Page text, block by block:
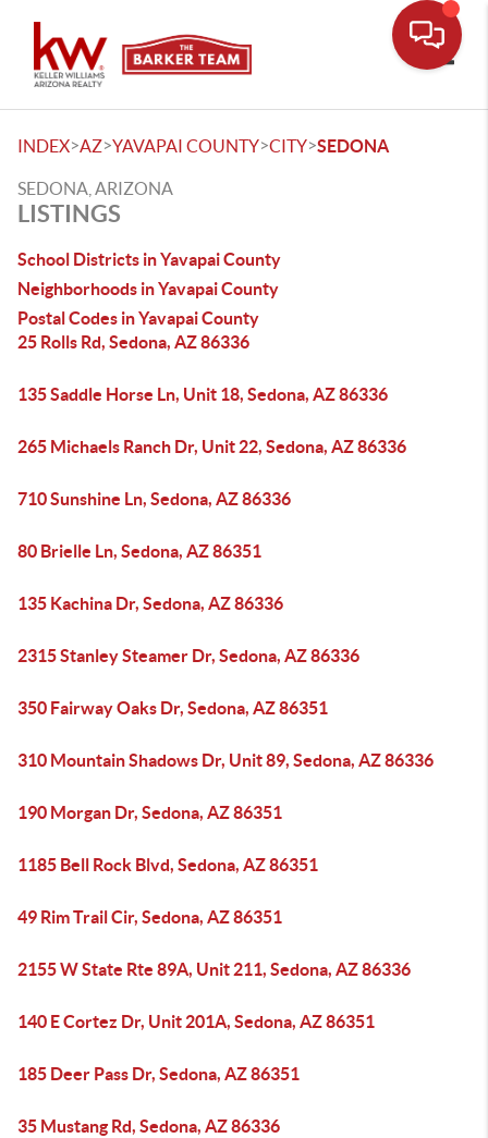
INDEX>AZ>YAVAPAI COUNTY>CITY>SEDONA
SEDONA, ARIZONA
LISTINGS
School Districts in Yavapai County
Neighborhoods in Yavapai County
Postal Codes in Yavapai County
25 Rolls Rd, Sedona, AZ 86336
135 Saddle Horse Ln, Unit 18, Sedona, AZ 86336
265 Michaels Ranch Dr, Unit 22, Sedona, AZ 86336
710 Sunshine Ln, Sedona, AZ 86336
80 Brielle Ln, Sedona, AZ 86351
135 Kachina Dr, Sedona, AZ 86336
2315 Stanley Steamer Dr, Sedona, AZ 86336
350 Fairway Oaks Dr, Sedona, AZ 86351
310 Mountain Shadows Dr, Unit 89, Sedona, AZ 86336
190 Morgan Dr, Sedona, AZ 86351
1185 Bell Rock Blvd, Sedona, AZ 86351
49 Rim Trail Cir, Sedona, AZ 86351
2155 W State Rte 89A, Unit 211, Sedona, AZ 86336
140 E Cortez Dr, Unit 201A, Sedona, AZ 86351
185 Deer Pass Dr, Sedona, AZ 86351
35 Mustang Rd, Sedona, AZ 86336